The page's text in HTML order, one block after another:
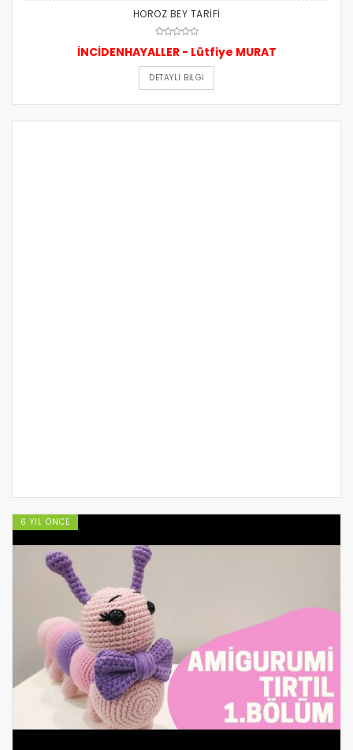
HOROZ BEY TARİFİ
İNCİDENHAYALLER - Lütfiye MURAT
DETAYLI BILGI
6 YIL ÖNCE